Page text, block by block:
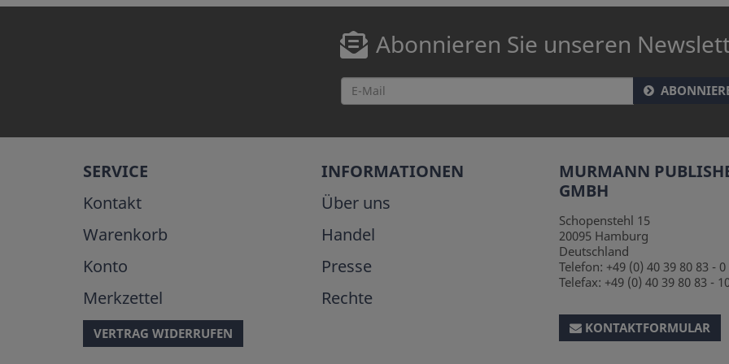
Abonnieren Sie unseren
SERVICE
Kontakt
Warenkorb
Konto
Merkzettel
VERTRAG WIDERRUFEN
INFORMATIONEN
Über uns
Handel
Presse
Rechte
MURMANN
GMBH
Schopenstehl 15
20095 Hamburg
Deutschland
Telefon: +49 (0) 40 39 80 83 - 0
Telefax: +49 (0) 40 39 80 83 -
KONTAKTFORMULAR